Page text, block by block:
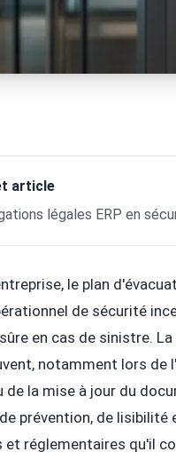
article
légales ERP en
le plan
de sécurité
en cas de sinistre.
notamment lors de
de la mise à jour du
prévention, de
et réglementaires qu'il